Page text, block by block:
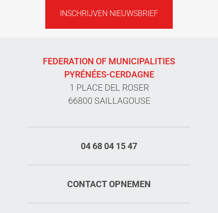
INSCHRIJVEN NIEUWSBRIEF
FEDERATION OF MUNICIPALITIES
PYRÉNÉES-CERDAGNE
1 PLACE DEL ROSER
66800 SAILLAGOUSE
04 68 04 15 47
CONTACT OPNEMEN